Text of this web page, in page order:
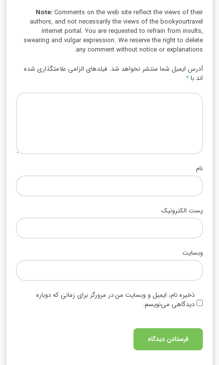
Note:Comments on the web site reflect the views of their
authors, and not necessarily the views of the bookyourtravel
internet portal. You are requested to refrain from insults,
swearing and vulgar expression. We reserve the right to delete
any comment without notice or explanations.
آدرس ایمیل شما منتشر نخواهد شد. فیلدهای الزامی علامتگذاری شده
اند با*
نام
پست الکترونیک
وبسایت
ذخیره نام، ایمیل و وبسایت من در مرورگر برای زمانی که دوباره
دیدگاهی می‌نویسم.